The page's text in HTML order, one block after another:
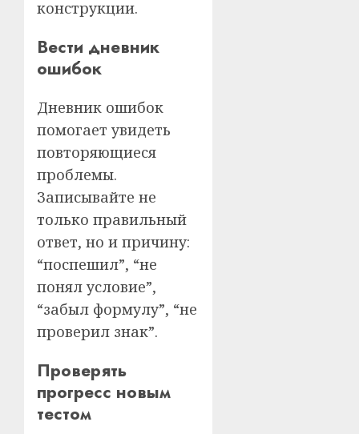
конструкции.
Вести дневник
ошибок
Дневник ошибок
помогает увидеть
повторяющиеся
проблемы.
Записывайте не
только правильный
ответ, но и причину:
“поспешил”, “не
понял условие”,
“забыл формулу”, “не
проверил знак”.
Проверять
прогресс новым
тестом